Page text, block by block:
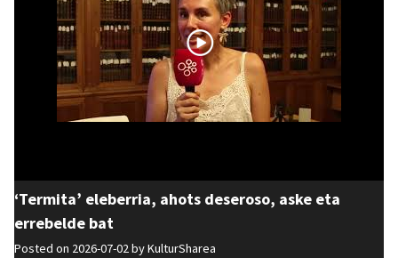
‘Termita’ eleberria, ahots deseroso, aske eta
errebelde bat
Posted on 2026-07-02 byKulturSharea